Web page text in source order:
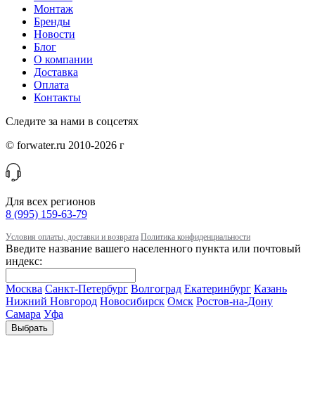
Монтаж
Бренды
Новости
Блог
О компании
Доставка
Оплата
Контакты
Следите за нами в соцсетях
© forwater.ru 2010-2026 г
Для всех регионов
8 (995) 159-63-79
Условия оплаты, доставки и возврата Политика конфиденциальности
Введите название вашего населенного пункта или почтовый
индекс:
Москва Санкт-Петербург Волгоград Екатеринбург Казань
Нижний Новгород Новосибирск Омск Ростов-на-Дону
Самара Уфа